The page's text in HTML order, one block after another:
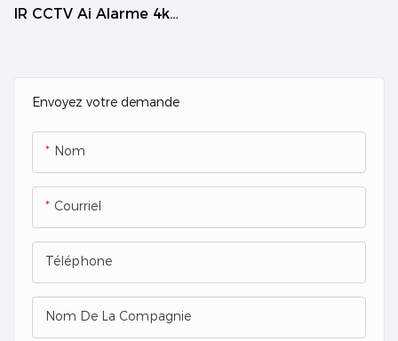
Envoyez votre demande
Nom
Courriel
Téléphone
Nom De La Compagnie
IR CCTV Ai Alarme 4k